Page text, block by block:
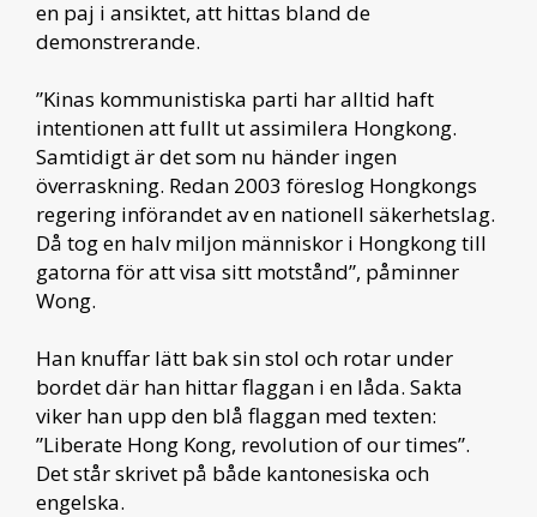
en paj i ansiktet, att hittas bland de
demonstrerande.
”Kinas kommunistiska parti har alltid haft
intentionen att fullt ut assimilera Hongkong.
Samtidigt är det som nu händer ingen
överraskning. Redan 2003 föreslog Hongkongs
regering införandet av en nationell säkerhetslag.
Då tog en halv miljon människor i Hongkong till
gatorna för att visa sitt motstånd”, påminner
Wong.
Han knuffar lätt bak sin stol och rotar under
bordet där han hittar flaggan i en låda. Sakta
viker han upp den blå flaggan med texten:
”Liberate Hong Kong, revolution of our times”.
Det står skrivet på både kantonesiska och
engelska.